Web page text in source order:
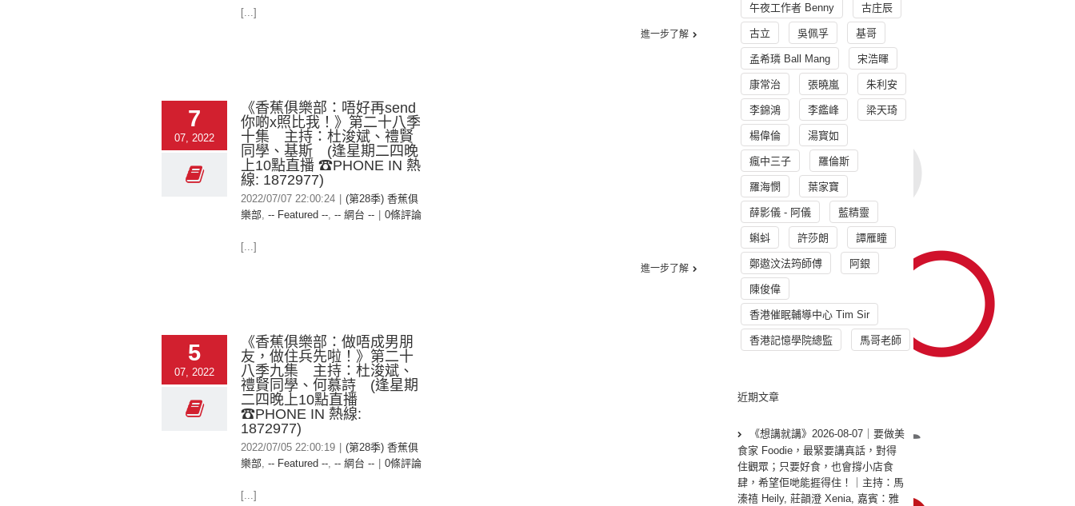
[...]
進一步了解
7
07, 2022
《香蕉俱樂部：唔好再send
你啲x照比我！》第二十八季
十集 主持：杜浚斌、禮賢
同學、基斯 (逢星期二四晚
上10點直播 ☎PHONE IN 熱
線: 1872977)
2022/07/07 22:00:24
(第28季) 香蕉俱
樂部, -- Featured --, -- 網台 -- 0條評論
[...]
進一步了解
5
07, 2022
《香蕉俱樂部：做唔成男朋
友，做住兵先啦！》第二十
八季九集 主持：杜浚斌、
禮賢同學、何慕詩 (逢星期
二四晚上10點直播
☎PHONE IN 熱線:
1872977)
2022/07/05 22:00:19
(第28季) 香蕉俱
樂部, -- Featured --, -- 網台 -- 0條評論
[...]
午夜工作者 Benny 古庄辰
古立 吳佩孚 基哥
孟希璘 Ball Mang 宋浩暉
康常治 張曉嵐 朱利安
李錦鴻 李鑑峰 梁天琦
楊偉倫 湯寳如
瘋中三子 羅倫斯
羅海憫 葉家寶
薛影儀 - 阿儀 藍精靈
蝌蚪 許莎朗 譚雁瞳
鄭遨汶法筠師傅 阿銀
陳俊偉
香港催眠輔導中心 Tim Sir
香港記憶學院總監 馬哥老師
近期文章
《想講就講》2026-08-07｜要做美
食家 Foodie，最緊要講真話，對得
住觀眾；只要好食，也會撐小店食
肆，希望佢哋能捱得住！｜主持：馬
溱禧 Heily, 莊韻澄 Xenia, 嘉賓：雅